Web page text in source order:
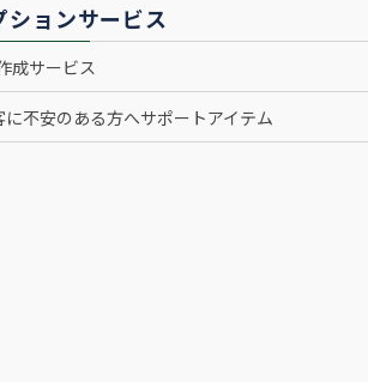
ションサービス
成サービス
に不安のある方へサポートアイテム